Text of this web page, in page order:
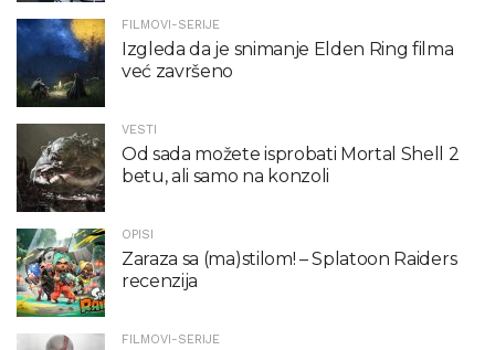
FILMOVI-SERIJE
Izgleda da je snimanje Elden Ring filma
već završeno
VESTI
Od sada možete isprobati Mortal Shell 2
betu, ali samo na konzoli
OPISI
Zaraza sa (ma)stilom! – Splatoon Raiders
recenzija
FILMOVI-SERIJE